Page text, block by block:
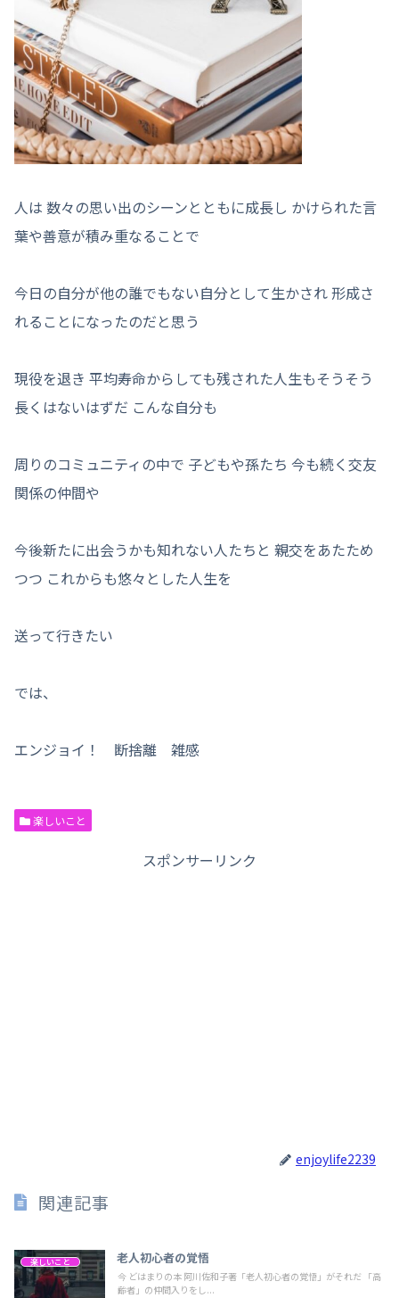
人は 数々の思い出のシーンとともに成長し かけられた言
葉や善意が積み重なることで
今日の自分が他の誰でもない自分として生かされ 形成さ
れることになったのだと思う
現役を退き 平均寿命からしても残された人生もそうそう
長くはないはずだ こんな自分も
周りのコミュニティの中で 子どもや孫たち 今も続く交友
関係の仲間や
今後新たに出会うかも知れない人たちと 親交をあたため
つつ これからも悠々とした人生を
送って行きたい
では、
エンジョイ！ 断捨離 雑感
楽しいこと
スポンサーリンク
enjoylife2239
関連記事
楽しいこと 老人初心者の覚悟
今 どはまりの本 阿川佐和子著「老人初心者の覚悟」がそれだ 「高
齢者」の仲間入りをし...